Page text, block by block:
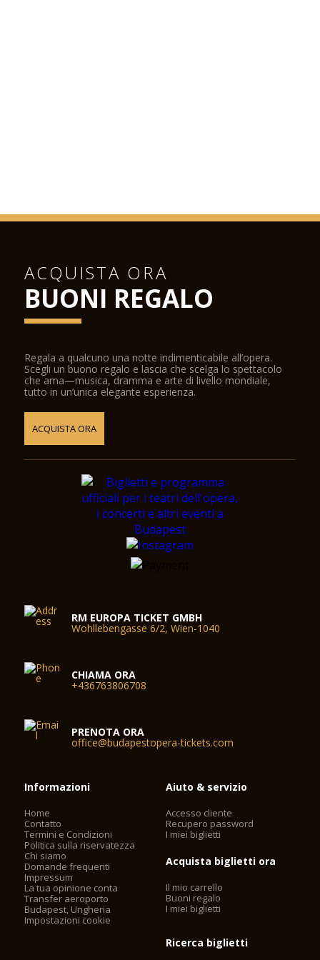
ACQUISTA ORA
BUONI REGALO
Regala a qualcuno una notte indimenticabile all’opera.
Scegli un buono regalo e lascia che scelga lo spettacolo
che ama—musica, dramma e arte di livello mondiale,
tutto in un’unica elegante esperienza.
ACQUISTA ORA
RM EUROPA TICKET GMBH
Wohllebengasse 6/2, Wien-1040
CHIAMA ORA
+436763806708
PRENOTA ORA
office@budapestopera-tickets.com
Informazioni
Home
Contatto
Termini e Condizioni
Politica sulla riservatezza
Chi siamo
Domande frequenti
Impressum
La tua opinione conta
Transfer aeroporto
Budapest, Ungheria
Impostazioni cookie
Aiuto & servizio
Accesso cliente
Recupero password
I miei biglietti
Acquista biglietti ora
Il mio carrello
Buoni regalo
I miei biglietti
Ricerca biglietti